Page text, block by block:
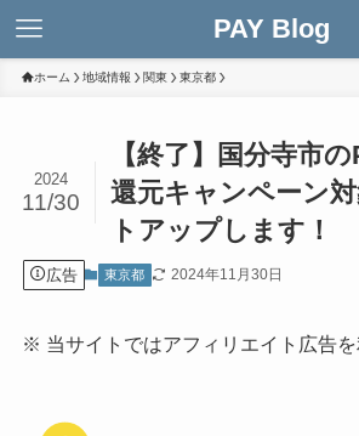
PAY Blog
ホーム 地域情報 関東 東京都
【終了】国分寺市
還元キャンペーン
トアップします！
2024
11/30
広告 東京都 2024年11月30日
※ 当サイトではアフィリエイト広告